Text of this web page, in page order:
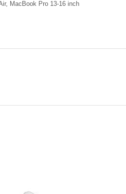
MacBook Pro 13-16 inch